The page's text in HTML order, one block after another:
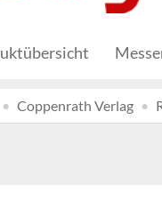
Coppenrath Verlag